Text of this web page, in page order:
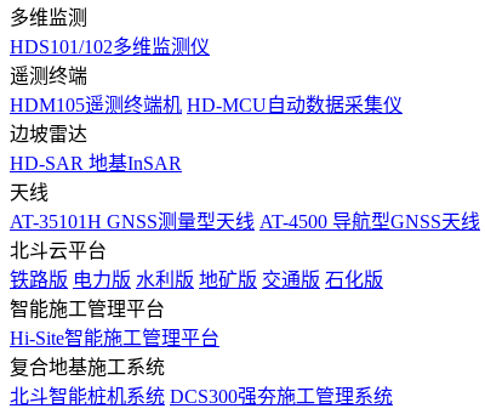
多维监测
HDS101/102多维监测仪
遥测终端
HDM105遥测终端机 HD-MCU自动数据采集仪
边坡雷达
HD-SAR 地基InSAR
天线
AT-35101H GNSS测量型天线 AT-4500 导航型GNSS天线
北斗云平台
铁路版 电力版 水利版 地矿版 交通版 石化版
智能施工管理平台
Hi-Site智能施工管理平台
复合地基施工系统
北斗智能桩机系统 DCS300强夯施工管理系统